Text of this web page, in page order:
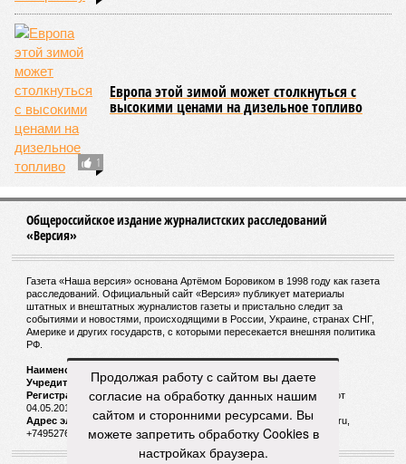
1
Европа этой зимой может столкнуться с
высокими ценами на дизельное топливо
Общероссийское издание журналистских расследований
«Версия»
Газета «Наша версия» основана Артёмом Боровиком в 1998 году как газета
расследований. Официальный сайт «Версия» публикует материалы
штатных и внештатных журналистов газеты и пристально следит за
событиями и новостями, происходящими в России, Украине, странах СНГ,
Америке и других государств, с которыми пересекается внешняя политика
РФ.
Наименование:
Учредитель:
ООО «Версия»,Главный редактор:Горевой Р. Г.
Регистрационный номер Роскомнадзора:ЭЛ № ФС 77 - 72681 от
04.05.2018 г.
Адрес электронной почты и телефон редакции:versia@versia.ru,
+74952760348
Продолжая работу с сайтом вы даете
согласие на обработку данных нашим
сайтом и сторонними ресурсами. Вы
можете запретить обработку Cookies в
настройках браузера.